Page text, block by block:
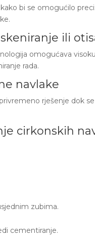
bi se omogućilo
ili
omogućava visoku
rada.
navlake
rješenje dok
cirkonskih
zubima.
cementiranje.